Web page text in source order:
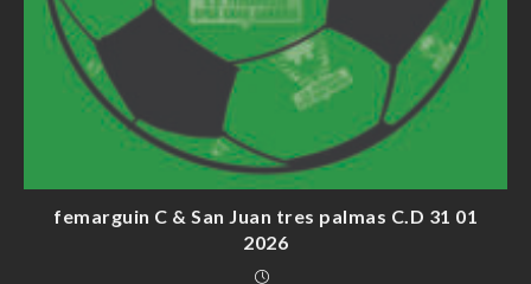
femarguin C & San Juan tres palmas C.D 31 01
2026